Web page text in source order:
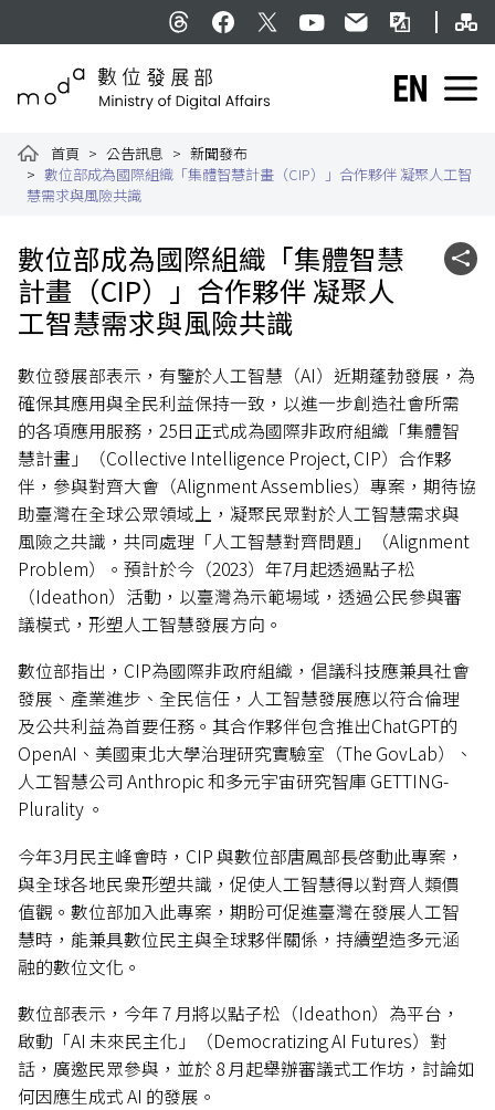
English
首頁 公告訊息
新聞發布
數位部成為國際組織「集體智慧計畫（CIP）」合作夥伴 凝聚人工智
慧需求與風險共識
數位部成為國際組織「集體智慧
計畫（CIP）」合作夥伴 凝聚人
工智慧需求與風險共識
社群
數位發展部表示，有鑒於人工智慧（AI）近期蓬勃發展，為
確保其應用與全民利益保持一致，以進一步創造社會所需
的各項應用服務，25日正式成為國際非政府組織「集體智
慧計畫」（Collective Intelligence Project, CIP）合作夥
伴，參與對齊大會（Alignment Assemblies）專案，期待協
助臺灣在全球公眾領域上，凝聚民眾對於人工智慧需求與
風險之共識，共同處理「人工智慧對齊問題」（Alignment
Problem）。預計於今（2023）年7月起透過點子松
（Ideathon）活動，以臺灣為示範場域，透過公民參與審
議模式，形塑人工智慧發展方向。
數位部指出，CIP為國際非政府組織，倡議科技應兼具社會
發展、產業進步、全民信任，人工智慧發展應以符合倫理
及公共利益為首要任務。其合作夥伴包含推出ChatGPT的
OpenAI、美國東北大學治理研究實驗室（The GovLab）、
人工智慧公司 Anthropic 和多元宇宙研究智庫 GETTING-
Plurality 。
今年3月民主峰會時，CIP 與數位部唐鳳部長啓動此專案，
與全球各地民衆形塑共識，促使人工智慧得以對齊人類價
值觀。數位部加入此專案，期盼可促進臺灣在發展人工智
慧時，能兼具數位民主與全球夥伴關係，持續塑造多元涵
融的數位文化。
數位部表示，今年 7 月將以點子松（Ideathon）為平台，
啟動「AI 未來民主化」（Democratizing AI Futures）對
話，廣邀民眾參與，並於 8 月起舉辦審議式工作坊，討論如
何因應生成式 AI 的發展。